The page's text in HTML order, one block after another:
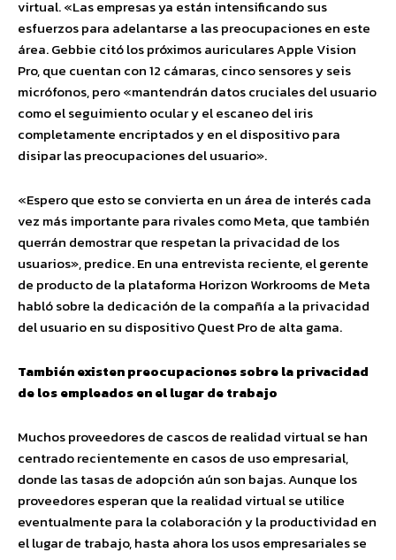
virtual. «Las empresas ya están intensificando sus
esfuerzos para adelantarse a las preocupaciones en este
área. Gebbie citó los próximos auriculares Apple Vision
Pro, que cuentan con 12 cámaras, cinco sensores y seis
micrófonos, pero «mantendrán datos cruciales del usuario
como el seguimiento ocular y el escaneo del iris
completamente encriptados y en el dispositivo para
disipar las preocupaciones del usuario».
«Espero que esto se convierta en un área de interés cada
vez más importante para rivales como Meta, que también
querrán demostrar que respetan la privacidad de los
usuarios», predice. En una entrevista reciente, el gerente
de producto de la plataforma Horizon Workrooms de Meta
habló sobre la dedicación de la compañía a la privacidad
del usuario en su dispositivo Quest Pro de alta gama.
También existen preocupaciones sobre la privacidad
de los empleados en el lugar de trabajo
Muchos proveedores de cascos de realidad virtual se han
centrado recientemente en casos de uso empresarial,
donde las tasas de adopción aún son bajas. Aunque los
proveedores esperan que la realidad virtual se utilice
eventualmente para la colaboración y la productividad en
el lugar de trabajo, hasta ahora los usos empresariales se